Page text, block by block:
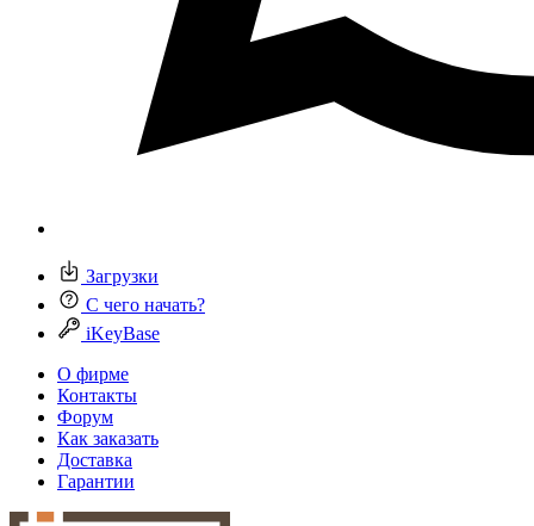
Загрузки
С чего начать?
iKeyBase
О фирме
Контакты
Форум
Как заказать
Доставка
Гарантии